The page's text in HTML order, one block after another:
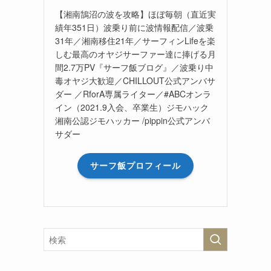
【湘南鵠沼の波を攻略】ほぼ毎朝（直近実
績年351日）波乗り前に波情報配信／波乗
31年／湘南移住21年／サーフィンLifeを楽
しむ最高のオヤジサーファー達に捧げる月
間2.7万PV『サーフ飯ブログ』／波乗り中
毒オヤジ大歓迎／CHILLOUT公式アンバサ
ダー ／RforA専属ライター／#ABCオンラ
イン（2021.9入会、卒業生）ジモハック
湘南公認ジモハッカー /pippin公式アンバ
サダー
サーフ飯プロフィール